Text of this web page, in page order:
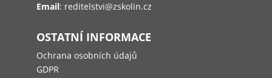
Email: reditelstvi@zskolin.cz
OSTATNÍ INFORMACE
Ochrana osobních údajů
GDPR